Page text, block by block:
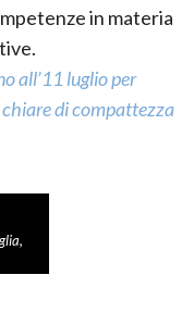
in materia
all’11 luglio per
di compattezza